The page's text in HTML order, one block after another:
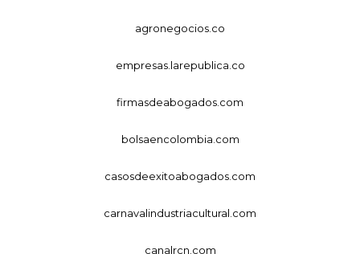
agronegocios.co
empresas.larepublica.co
firmasdeabogados.com
bolsaencolombia.com
casosdeexitoabogados.com
carnavalindustriacultural.com
canalrcn.com